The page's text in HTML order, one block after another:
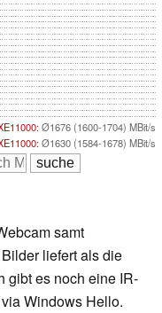
Ø1676 (1600-1704) MBit/s
Ø1630 (1584-1678) MBit/s
samt
liefert als die
gibt es noch eine IR-
Windows Hello.